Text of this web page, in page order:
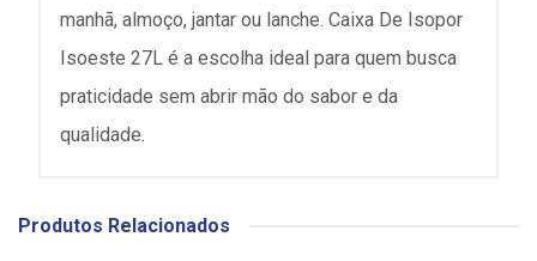
manhã, almoço, jantar ou lanche. Caixa De Isopor
Isoeste 27L é a escolha ideal para quem busca
praticidade sem abrir mão do sabor e da
qualidade.
Produtos Relacionados